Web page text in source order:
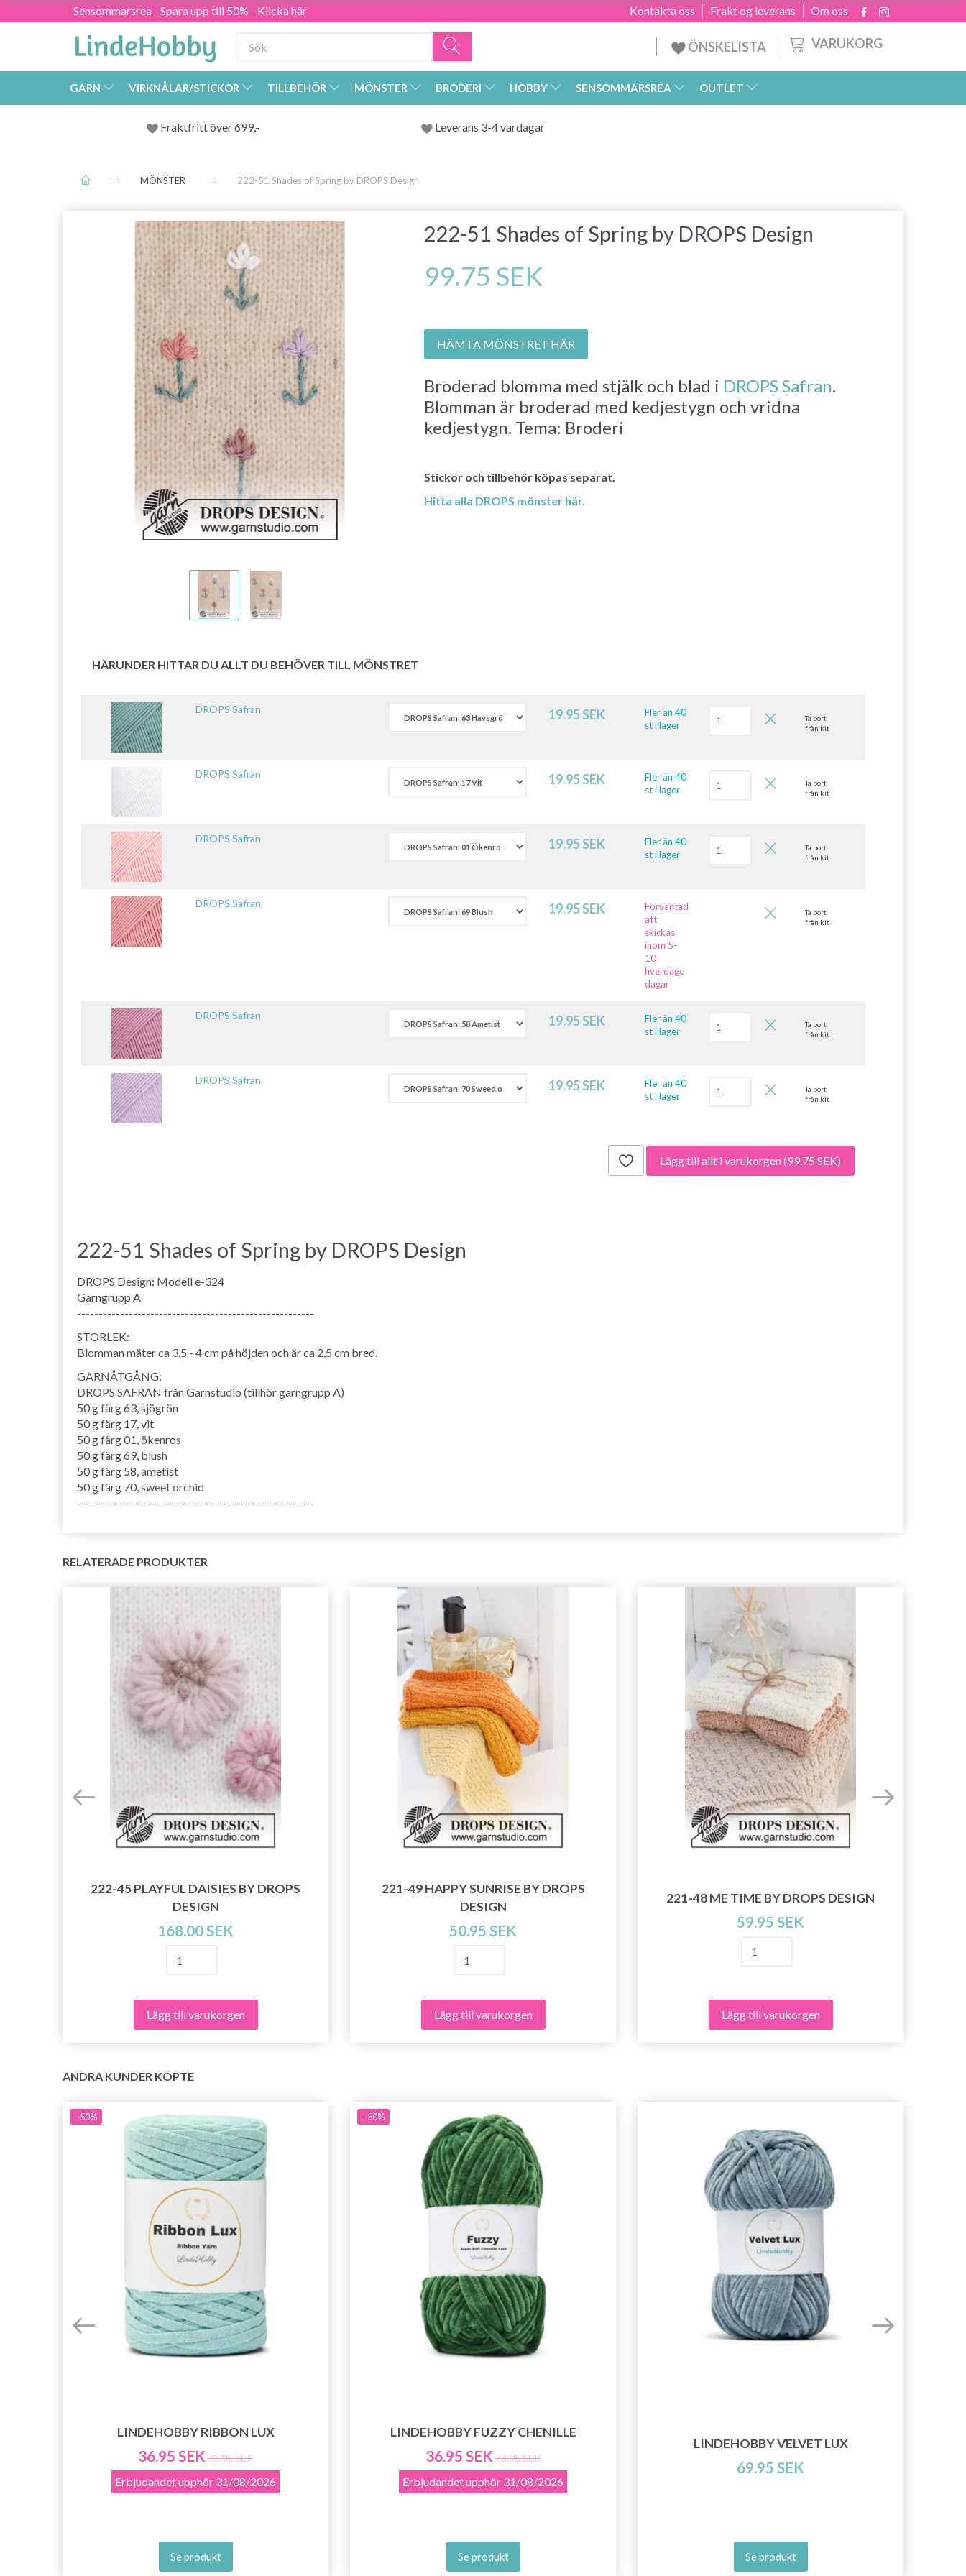
Sensommarsrea - Spara upp till 50% - Klicka här Om oss
Frakt og leverans
Kontakta oss
VARUKORG
ÖNSKELISTA
GARN VIRKNÅLAR/STICKOR TILLBEHÖR MÖNSTER BRODERI HOBBY SENSOMMARSREA OUTLET
Fraktfritt över 699,- Leverans 3-4 vardagar
MÖNSTER 222-51 Shades of Spring by DROPS Design
222-51 Shades of Spring by DROPS Design
99.75 SEK
HÄMTA MÖNSTRET HÄR
Broderad blomma med stjälk och blad i DROPS Safran.
Blomman är broderad med kedjestygn och vridna
kedjestygn. Tema: Broderi
Stickor och tillbehör köpas separat.
Hitta alla DROPS mönster här.
HÄRUNDER HITTAR DU ALLT DU BEHÖVER TILL MÖNSTRET
DROPS Safran 19.95 SEK
Fler än 40
st i lager
Ta bort
från kit
DROPS Safran 19.95 SEK
Fler än 40
st i lager
Ta bort
från kit
DROPS Safran 19.95 SEK
Fler än 40
st i lager
Ta bort
från kit
DROPS Safran 19.95 SEK
Förväntad
att
skickas
inom 5-
10
hverdage
dagar
Ta bort
från kit
DROPS Safran 19.95 SEK
Fler än 40
st i lager
Ta bort
från kit
DROPS Safran 19.95 SEK
Fler än 40
st i lager
Ta bort
från kit
Lägg till allt i varukorgen(99.75 SEK)
222-51 Shades of Spring by DROPS Design
DROPS Design: Modell e-324
Garngrupp A
-------------------------------------------------------
STORLEK:
Blomman mäter ca 3,5 - 4 cm på höjden och är ca 2,5 cm bred.
GARNÅTGÅNG:
DROPS SAFRAN från Garnstudio (tillhör garngrupp A)
50 g färg 63, sjögrön
50 g färg 17, vit
50 g färg 01, ökenros
50 g färg 69, blush
50 g färg 58, ametist
50 g färg 70, sweet orchid
-------------------------------------------------------
RELATERADE PRODUKTER
222-45 PLAYFUL DAISIES BY DROPS
DESIGN
168.00 SEK
Lägg till varukorgen
221-49 HAPPY SUNRISE BY DROPS
DESIGN
50.95 SEK
Lägg till varukorgen
221-48 ME TIME BY DROPS DESIGN
59.95 SEK
Lägg till varukorgen
ANDRA KUNDER KÖPTE
- 50%
LINDEHOBBY RIBBON LUX
36.95 SEK 73.95 SEK
Erbjudandet upphör 31/08/2026
Se produkt
- 50%
LINDEHOBBY FUZZY CHENILLE
36.95 SEK 73.95 SEK
Erbjudandet upphör 31/08/2026
Se produkt
LINDEHOBBY VELVET LUX
69.95 SEK
Se produkt
Bli en del av vår garn-gemenskap och få
exklusiv tillgång till inspirerande
stickmönster och specialerbjudanden!
Prenumerera
Nej tack